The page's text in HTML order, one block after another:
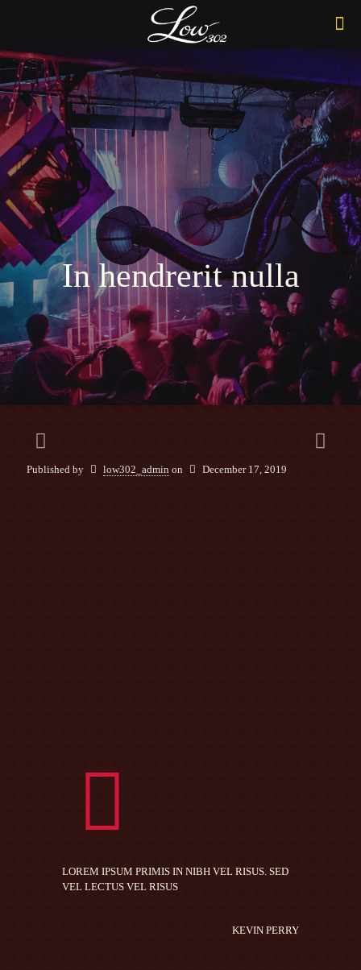
In hendrerit nulla
Published by low302_admin on December 17, 2019
LOREM IPSUM PRIMIS IN NIBH VEL RISUS. SED
VEL LECTUS VEL RISUS
KEVIN PERRY